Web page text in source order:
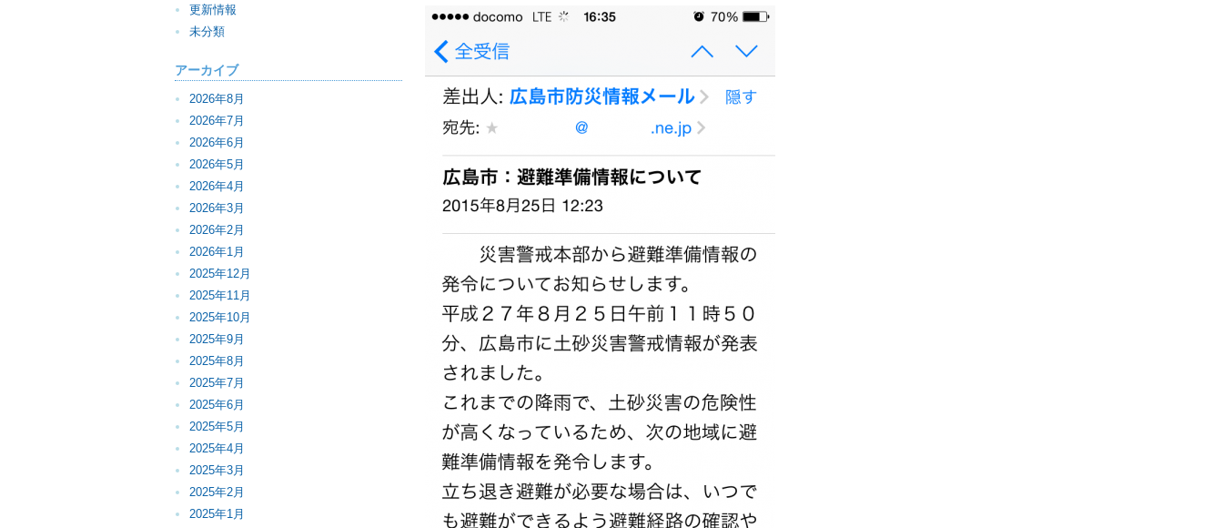
更新情報
未分類
アーカイブ
2026年8月
2026年7月
2026年6月
2026年5月
2026年4月
2026年3月
2026年2月
2026年1月
2025年12月
2025年11月
2025年10月
2025年9月
2025年8月
2025年7月
2025年6月
2025年5月
2025年4月
2025年3月
2025年2月
2025年1月